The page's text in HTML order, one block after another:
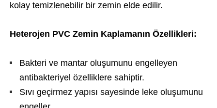
kolay temizlenebilir bir zemin elde edilir.
Heterojen PVC Zemin Kaplamanın Özellikleri:
Bakteri ve mantar oluşumunu engelleyen
antibakteriyel özelliklere sahiptir.
Sıvı geçirmez yapısı sayesinde leke oluşumunu